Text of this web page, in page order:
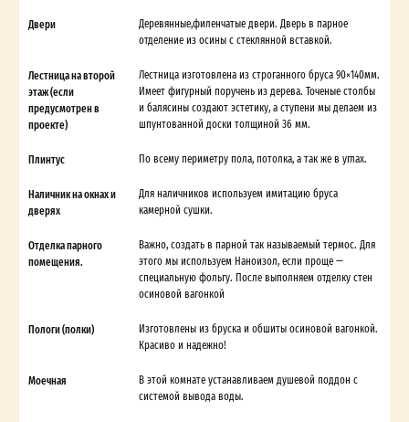
Двери
Деревянные,филенчатые двери. Дверь в парное
отделение из осины с стеклянной вставкой.
Лестница на второй
этаж (если
предусмотрен в
проекте)
Лестница изготовлена из строганного бруса 90×140мм.
Имеет фигурный поручень из дерева. Точеные столбы
и балясины создают эстетику, а ступени мы делаем из
шпунтованной доски толщиной 36 мм.
Плинтус По всему периметру пола, потолка, а так же в углах.
Наличник на окнах и
дверях
Для наличников используем имитацию бруса
камерной сушки.
Отделка парного
помещения.
Важно, создать в парной так называемый термос. Для
этого мы используем Наноизол, если проще —
специальную фольгу. После выполняем отделку стен
осиновой вагонкой
Пологи (полки)
Изготовлены из бруска и обшиты осиновой вагонкой.
Красиво и надежно!
Моечная
В этой комнате устанавливаем душевой поддон с
системой вывода воды.